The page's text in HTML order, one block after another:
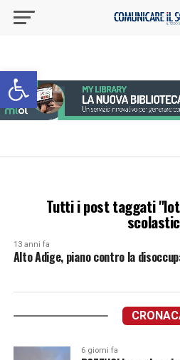
Apri la barra degli strumenti
Tutti i post taggati
13 anni fa
Alto Adige, piano contro la
6 giorni fa